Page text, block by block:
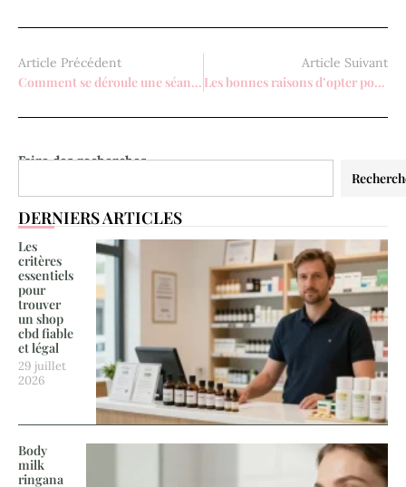
Faire des recherches
DERNIERS ARTICLES
Les
critères
essentiels
pour
trouver
un shop
cbd fiable
et légal
29 juillet
2026
Body
milk
ringana
Article Précédent
Comment se déroule une séance de bronzage dans un centre UV?
Article Suivant
Les bonnes raisons d’opter pour des bijoux vintage